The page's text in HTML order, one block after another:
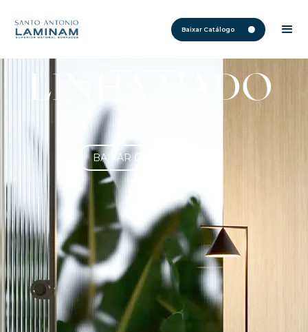
Baixar Catálogo
LINHA HADO
BAIXAR CATÁLOGO